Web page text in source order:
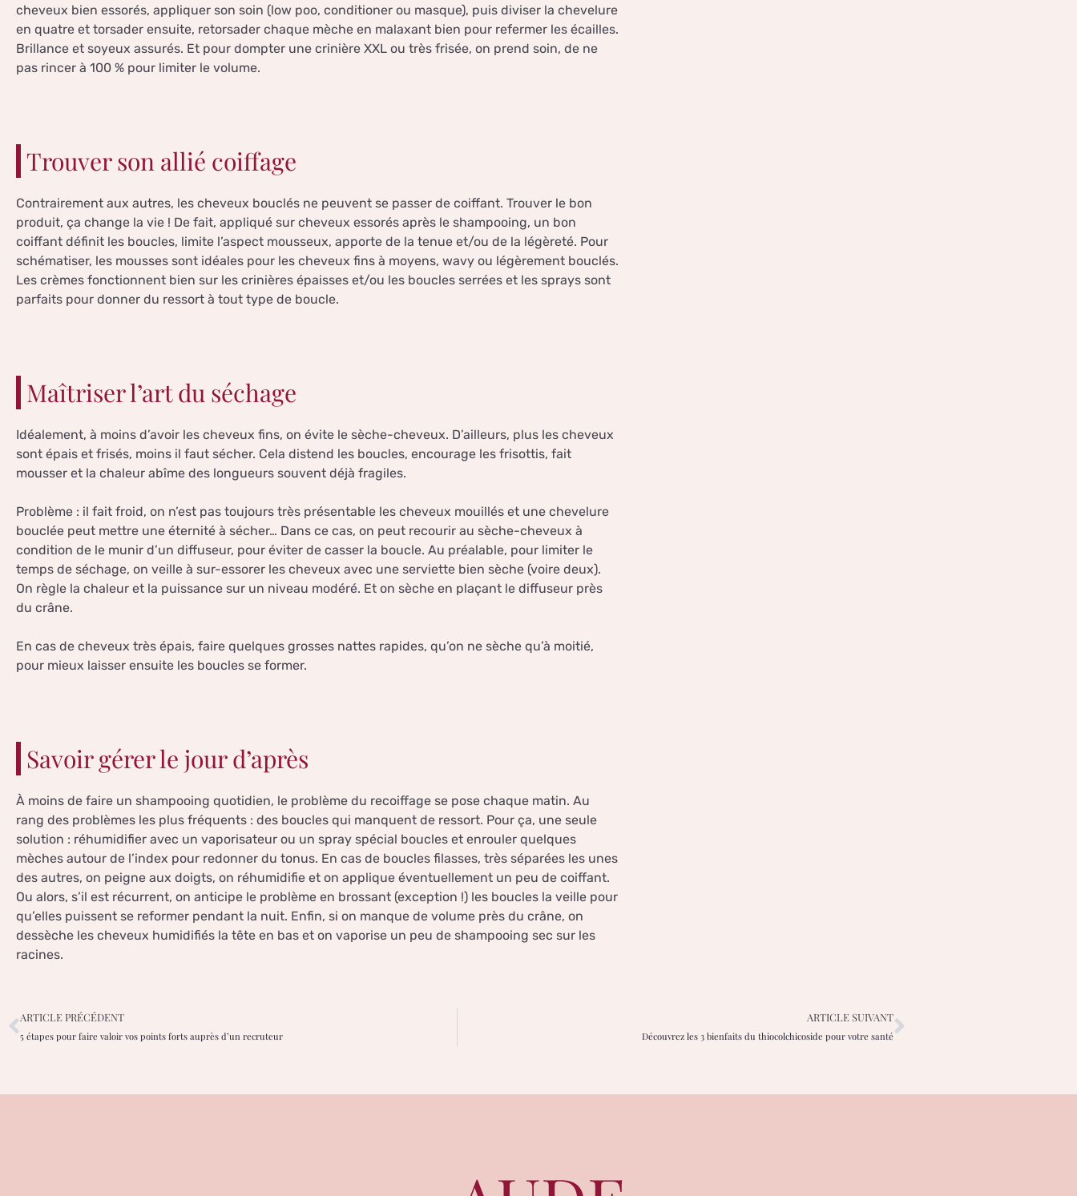
cheveux bien essorés, appliquer son soin (low poo, conditioner ou masque), puis diviser la chevelure
en quatre et torsader ensuite, retorsader chaque mèche en malaxant bien pour refermer les écailles.
Brillance et soyeux assurés. Et pour dompter une crinière XXL ou très frisée, on prend soin, de ne
pas rincer à 100 % pour limiter le volume.
Trouver son allié coiffage
Contrairement aux autres, les cheveux bouclés ne peuvent se passer de coiffant. Trouver le bon
produit, ça change la vie ! De fait, appliqué sur cheveux essorés après le shampooing, un bon
coiffant définit les boucles, limite l’aspect mousseux, apporte de la tenue et/ou de la légèreté. Pour
schématiser, les mousses sont idéales pour les cheveux fins à moyens, wavy ou légèrement bouclés.
Les crèmes fonctionnent bien sur les crinières épaisses et/ou les boucles serrées et les sprays sont
parfaits pour donner du ressort à tout type de boucle.
Maîtriser l’art du séchage
Idéalement, à moins d’avoir les cheveux fins, on évite le sèche-cheveux. D’ailleurs, plus les cheveux
sont épais et frisés, moins il faut sécher. Cela distend les boucles, encourage les frisottis, fait
mousser et la chaleur abîme des longueurs souvent déjà fragiles.
Problème : il fait froid, on n’est pas toujours très présentable les cheveux mouillés et une chevelure
bouclée peut mettre une éternité à sécher… Dans ce cas, on peut recourir au sèche-cheveux à
condition de le munir d’un diffuseur, pour éviter de casser la boucle. Au préalable, pour limiter le
temps de séchage, on veille à sur-essorer les cheveux avec une serviette bien sèche (voire deux).
On règle la chaleur et la puissance sur un niveau modéré. Et on sèche en plaçant le diffuseur près
du crâne.
En cas de cheveux très épais, faire quelques grosses nattes rapides, qu’on ne sèche qu’à moitié,
pour mieux laisser ensuite les boucles se former.
Savoir gérer le jour d’après
À moins de faire un shampooing quotidien, le problème du recoiffage se pose chaque matin. Au
rang des problèmes les plus fréquents : des boucles qui manquent de ressort. Pour ça, une seule
solution : réhumidifier avec un vaporisateur ou un spray spécial boucles et enrouler quelques
mèches autour de l’index pour redonner du tonus. En cas de boucles filasses, très séparées les unes
des autres, on peigne aux doigts, on réhumidifie et on applique éventuellement un peu de coiffant.
Ou alors, s’il est récurrent, on anticipe le problème en brossant (exception !) les boucles la veille pour
qu’elles puissent se reformer pendant la nuit. Enfin, si on manque de volume près du crâne, on
dessèche les cheveux humidifiés la tête en bas et on vaporise un peu de shampooing sec sur les
racines.
ARTICLE PRÉCÉDENT
5 étapes pour faire valoir vos points forts auprès d’un recruteur
ARTICLE SUIVANT
Découvrez les 3 bienfaits du thiocolchicoside pour votre santé